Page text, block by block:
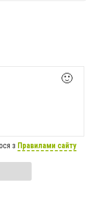
🙂
з Правилами сайту